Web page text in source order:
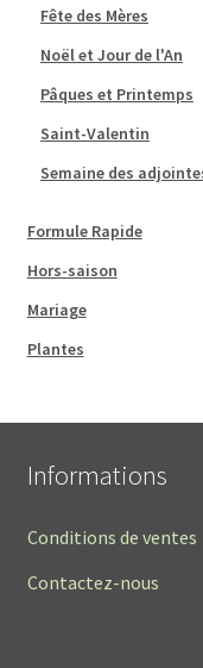
Fête des Mères
Noël et Jour de l'An
Pâques et Printemps
Saint-Valentin
Semaine des
Formule Rapide
Hors-saison
Mariage
Plantes
Informations
Conditions de ventes
Contactez-nous